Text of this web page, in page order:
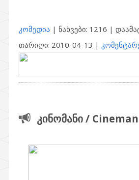
კომედია | ნახვები: 1216 |
თარიღი: 2010-04-13 |
კინომანი /